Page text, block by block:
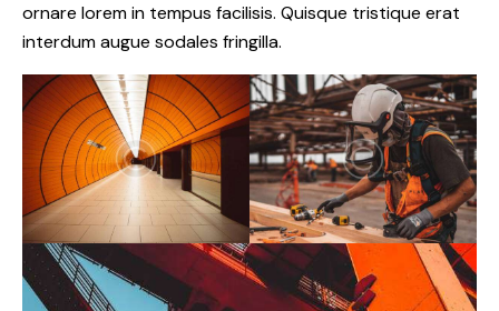
ornare lorem in tempus facilisis. Quisque tristique erat
interdum augue sodales fringilla.